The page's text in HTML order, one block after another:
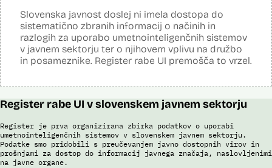
Slovenska javnost doslej ni imela dostopa do
sistematično zbranih informacij o načinih in
razlogih za uporabo umetnointeligenčnih sistemov
v javnem sektorju ter o njihovem vplivu na družbo
in posameznike. Register rabe UI premošča to vrzel.
Register rabe UI v slovenskem javnem sektorju
Register je prva organizirana zbirka podatkov o uporabi
umetnointeligenčnih sistemov v slovenskem javnem sektorju.
Podatke smo pridobili s preučevanjem javno dostopnih virov in
prošnjami za dostop do informacij javnega značaja, naslovljenimi
na javne organe.